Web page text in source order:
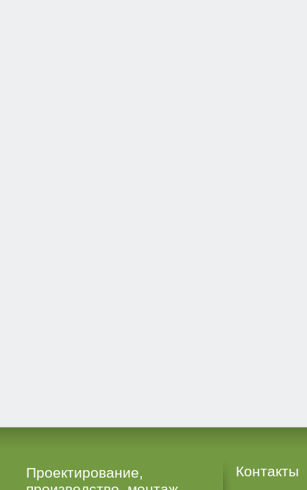
Проектирование,
Контакты